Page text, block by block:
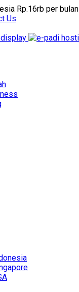
Rp.16rb per bulan
Us